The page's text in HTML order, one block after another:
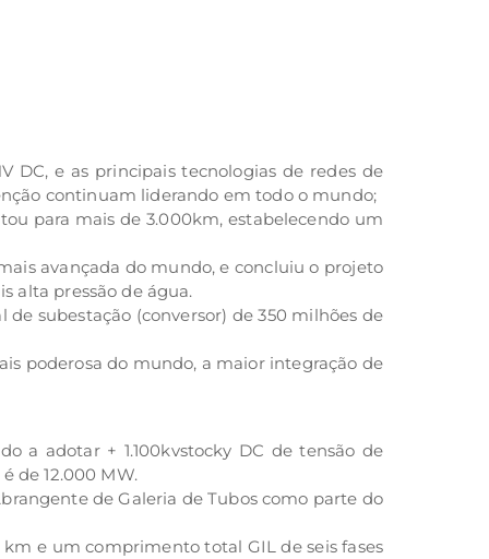
DC, e as principais tecnologias de redes de
continuam liderando em todo o mundo;
para mais de 3.000km, estabelecendo um
avançada do mundo, e concluiu o projeto
alta pressão de água.
subestação (conversor) de 350 milhões de
poderosa do mundo, a maior integração de
a adotar + 1.100kvstocky DC de tensão de
de 12.000 MW.
de Galeria de Tubos como parte do
e um comprimento total GIL de seis fases